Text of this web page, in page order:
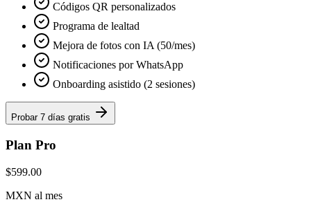
Códigos QR personalizados
Programa de lealtad
Mejora de fotos con IA (50/mes)
Notificaciones por WhatsApp
Onboarding asistido (2 sesiones)
Probar 7 días gratis
Plan Pro
$599.00
MXN al mes